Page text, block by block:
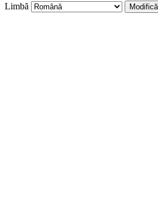
Limbă